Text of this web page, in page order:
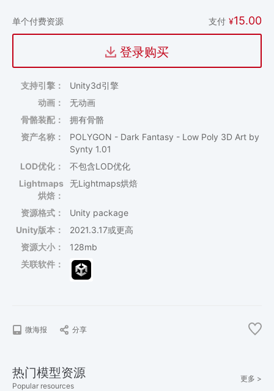
单个付费资源 支付 ¥15.00
登录购买
支持引擎：
Unity3d引擎
动画：
无动画
骨骼装配：
拥有骨骼
资产名称：
POLYGON - Dark Fantasy - Low Poly 3D Art by
Synty 1.01
LOD优化：
不包含LOD优化
Lightmaps
烘焙：
无Lightmaps烘焙
资源格式：
Unity package
Unity版本：
2021.3.17或更高
资源大小：
128mb
关联软件：
微海报 分享
热门模型资源
Popular resources
更多 >